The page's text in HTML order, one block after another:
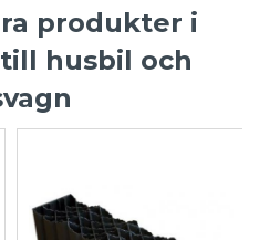
produkter i
husbil och